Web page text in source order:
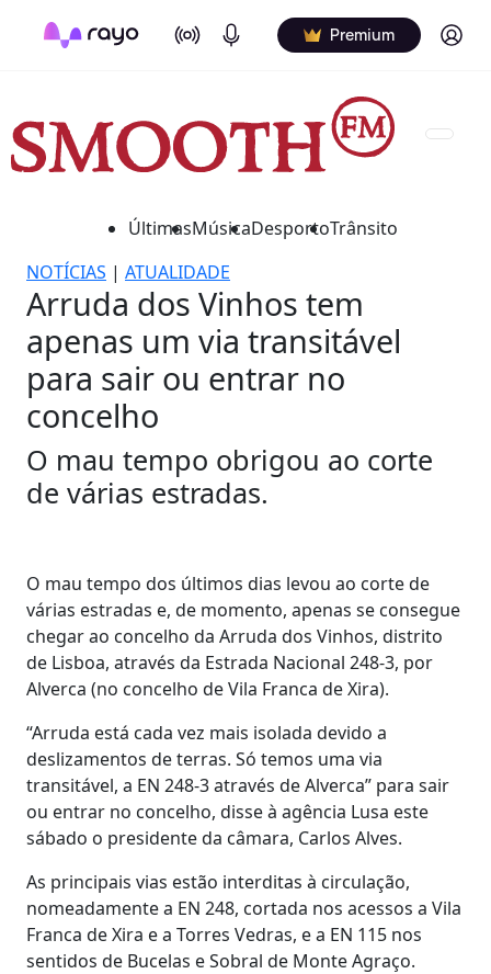
On Air Podcasts Premium Log in
ÚltimasMúsicaDesportoTrânsito
NOTÍCIAS | ATUALIDADE
Arruda dos Vinhos tem
apenas um via transitável
para sair ou entrar no
concelho
O mau tempo obrigou ao corte
de várias estradas.
O mau tempo dos últimos dias levou ao corte de
várias estradas e, de momento, apenas se consegue
chegar ao concelho da Arruda dos Vinhos, distrito
de Lisboa, através da Estrada Nacional 248-3, por
Alverca (no concelho de Vila Franca de Xira).
“Arruda está cada vez mais isolada devido a
deslizamentos de terras. Só temos uma via
transitável, a EN 248-3 através de Alverca” para sair
ou entrar no concelho, disse à agência Lusa este
sábado o presidente da câmara, Carlos Alves.
As principais vias estão interditas à circulação,
nomeadamente a EN 248, cortada nos acessos a Vila
Franca de Xira e a Torres Vedras, e a EN 115 nos
sentidos de Bucelas e Sobral de Monte Agraço.